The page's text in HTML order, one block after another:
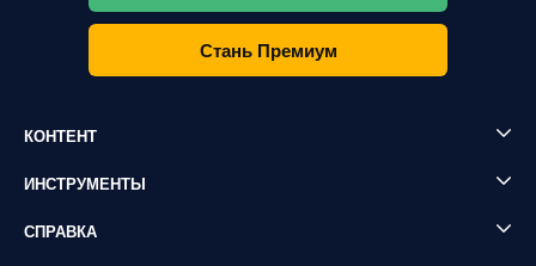
Стань Премиум
КОНТЕНТ
ИНСТРУМЕНТЫ
СПРАВКА